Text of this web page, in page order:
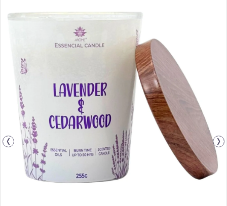
Háztartás
Hobbi és kert
Gyűjtemény
Egészség és szépség
Sport és szabadban
Gyermekeknek
Sziasztok, hív a nyár.